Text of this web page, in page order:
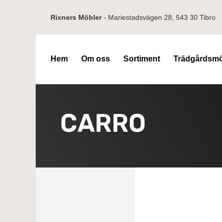
Hem Om oss Sortiment
Rixners Möbler- Mariestadsvägen 28, 543 30 Tibro
CARRO